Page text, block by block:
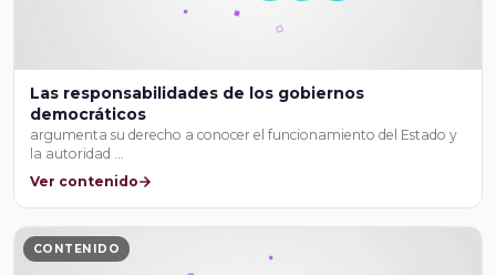
Las responsabilidades de los gobiernos
democráticos
argumenta su derecho a conocer el funcionamiento del Estado y
la autoridad …
Ver contenido
CONTENIDO